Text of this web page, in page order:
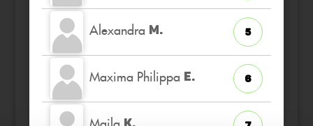
Alexandra M. 5
Maxima Philippa E. 6